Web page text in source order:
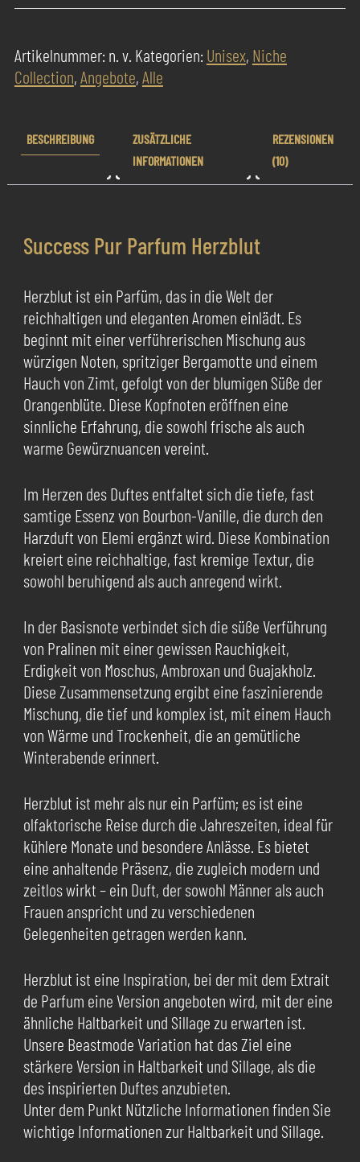
Parfum
Menge
Artikelnummer:n. v. Kategorien:Unisex, Niche
Collection,Angebote,Alle
BESCHREIBUNG
ZUSÄTZLICHE
INFORMATIONEN
REZENSIONEN
(10)
Success Pur Parfum Herzblut
Herzblut ist ein Parfüm, das in die Welt der
reichhaltigen und eleganten Aromen einlädt. Es
beginnt mit einer verführerischen Mischung aus
würzigen Noten, spritziger Bergamotte und einem
Hauch von Zimt, gefolgt von der blumigen Süße der
Orangenblüte. Diese Kopfnoten eröffnen eine
sinnliche Erfahrung, die sowohl frische als auch
warme Gewürznuancen vereint.
Im Herzen des Duftes entfaltet sich die tiefe, fast
samtige Essenz von Bourbon-Vanille, die durch den
Harzduft von Elemi ergänzt wird. Diese Kombination
kreiert eine reichhaltige, fast kremige Textur, die
sowohl beruhigend als auch anregend wirkt.
In der Basisnote verbindet sich die süße Verführung
von Pralinen mit einer gewissen Rauchigkeit,
Erdigkeit von Moschus, Ambroxan und Guajakholz.
Diese Zusammensetzung ergibt eine faszinierende
Mischung, die tief und komplex ist, mit einem Hauch
von Wärme und Trockenheit, die an gemütliche
Winterabende erinnert.
Herzblut ist mehr als nur ein Parfüm; es ist eine
olfaktorische Reise durch die Jahreszeiten, ideal für
kühlere Monate und besondere Anlässe. Es bietet
eine anhaltende Präsenz, die zugleich modern und
zeitlos wirkt – ein Duft, der sowohl Männer als auch
Frauen anspricht und zu verschiedenen
Gelegenheiten getragen werden kann.
Herzblut ist eine Inspiration, bei der mit dem Extrait
de Parfum eine Version angeboten wird, mit der eine
ähnliche Haltbarkeit und Sillage zu erwarten ist.
Unsere Beastmode Variation hat das Ziel eine
stärkere Version in Haltbarkeit und Sillage, als die
des inspirierten Duftes anzubieten.
Unter dem Punkt Nützliche Informationen finden Sie
wichtige Informationen zur Haltbarkeit und Sillage.